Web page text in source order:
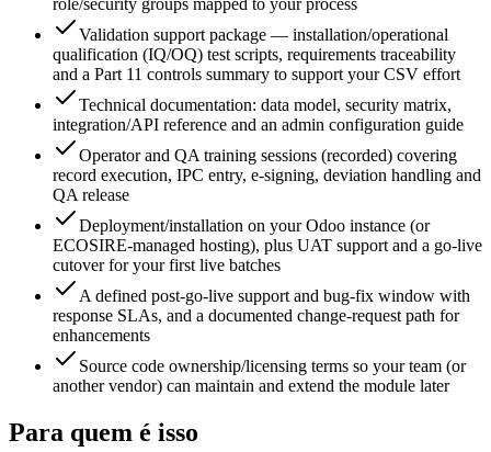
role/security groups mapped to your process
Validation support package — installation/operational
qualification (IQ/OQ) test scripts, requirements traceability
and a Part 11 controls summary to support your CSV effort
Technical documentation: data model, security matrix,
integration/API reference and an admin configuration guide
Operator and QA training sessions (recorded) covering
record execution, IPC entry, e-signing, deviation handling and
QA release
Deployment/installation on your Odoo instance (or
ECOSIRE-managed hosting), plus UAT support and a go-live
cutover for your first live batches
A defined post-go-live support and bug-fix window with
response SLAs, and a documented change-request path for
enhancements
Source code ownership/licensing terms so your team (or
another vendor) can maintain and extend the module later
Para quem é isso